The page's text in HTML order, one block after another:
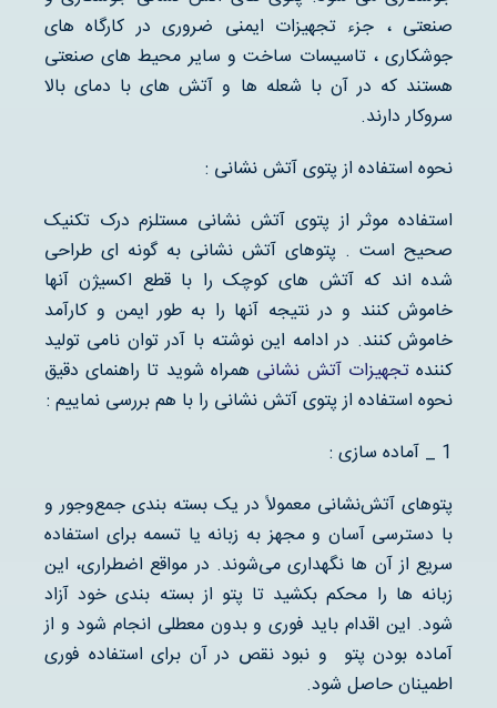
صنعتی ، جزء تجهیزات ایمنی ضروری در کارگاه های
جوشکاری ، تاسیسات ساخت و سایر محیط های صنعتی
هستند که در آن با شعله ها و آتش های با دمای بالا
سروکار دارند.
نحوه استفاده از پتوی آتش نشانی :
استفاده موثر از پتوی آتش نشانی مستلزم درک تکنیک
صحیح است . پتوهای آتش نشانی به گونه ای طراحی
شده اند که آتش های کوچک را با قطع اکسیژن آنها
خاموش کنند و در نتیجه آنها را به طور ایمن و کارآمد
خاموش کنند. در ادامه این نوشته با آدر توان نامی تولید
کنندهتجهیزات آتش نشانی همراه شوید تا راهنمای دقیق
نحوه استفاده از پتوی آتش نشانی را با هم بررسی نماییم :
1 _ آماده سازی :
پتوهای آتش‌نشانی معمولاً در یک بسته بندی جمع‌وجور و
با دسترسی آسان و مجهز به زبانه یا تسمه برای استفاده
سریع از آن ها نگهداری می‌شوند. در مواقع اضطراری، این
زبانه ها را محکم بکشید تا پتو از بسته بندی خود آزاد
شود. این اقدام باید فوری و بدون معطلی انجام شود و از
آماده بودن پتو و نبود نقص در آن برای استفاده فوری
اطمینان حاصل شود.